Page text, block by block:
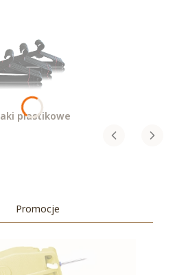
plastikowe
Promocje